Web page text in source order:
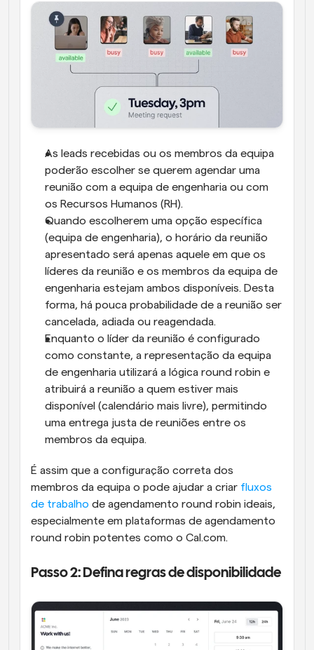
As leads recebidas ou os membros da equipa
poderão escolher se querem agendar uma
reunião com a equipa de engenharia ou com
os Recursos Humanos (RH).
Quando escolherem uma opção específica
(equipa de engenharia), o horário da reunião
apresentado será apenas aquele em que os
líderes da reunião e os membros da equipa de
engenharia estejam ambos disponíveis. Desta
forma, há pouca probabilidade de a reunião ser
cancelada, adiada ou reagendada.
Enquanto o líder da reunião é configurado
como constante, a representação da equipa
de engenharia utilizará a lógica round robin e
atribuirá a reunião a quem estiver mais
disponível (calendário mais livre), permitindo
uma entrega justa de reuniões entre os
membros da equipa.
É assim que a configuração correta dos
membros da equipa o pode ajudar a criar fluxos
de trabalho de agendamento round robin ideais,
especialmente em plataformas de agendamento
round robin potentes como o Cal.com.
Passo 2: Defina regras de disponibilidade